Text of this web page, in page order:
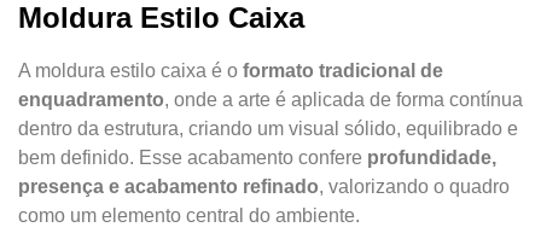
Moldura Estilo Caixa
A moldura estilo caixa é o formato tradicional de
enquadramento, onde a arte é aplicada de forma contínua
dentro da estrutura, criando um visual sólido, equilibrado e
bem definido. Esse acabamento confere profundidade,
presença e acabamento refinado, valorizando o quadro
como um elemento central do ambiente.